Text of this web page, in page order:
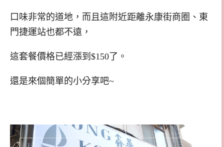
口味非常的道地，而且這附近距離永康街商圈、東
門捷運站也都不遠，
這套餐價格已經漲到$150了。
還是來個簡單的小分享吧~